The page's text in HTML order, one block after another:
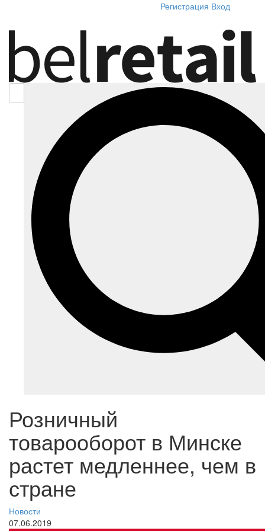
Регистрация Вход
Розничный
товарооборот в Минске
растет медленнее, чем в
стране
Новости
07.06.2019